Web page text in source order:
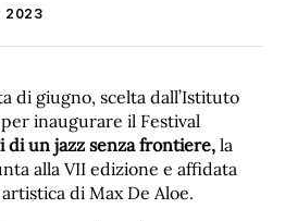
2023
di giugno, scelta dall’Istituto
inaugurare il Festival
un jazz senza frontiere, la
alla VII edizione e affidata
di Max De Aloe.